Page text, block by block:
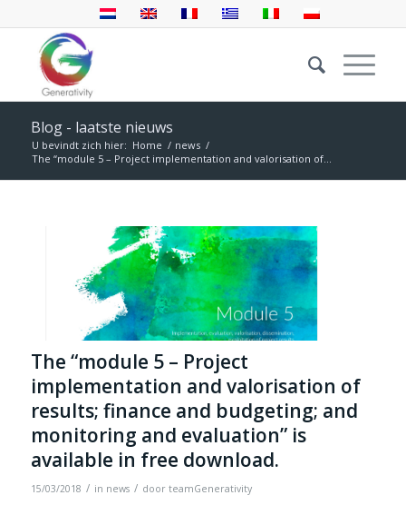
Blog - laatste nieuws
U bevindt zich hier: Home / news /
The “module 5 – Project implementation and valorisation of...
The “module 5 – Project
implementation and valorisation of
results; finance and budgeting; and
monitoring and evaluation” is
available in free download.
15/03/2018 / in news / door teamGenerativity